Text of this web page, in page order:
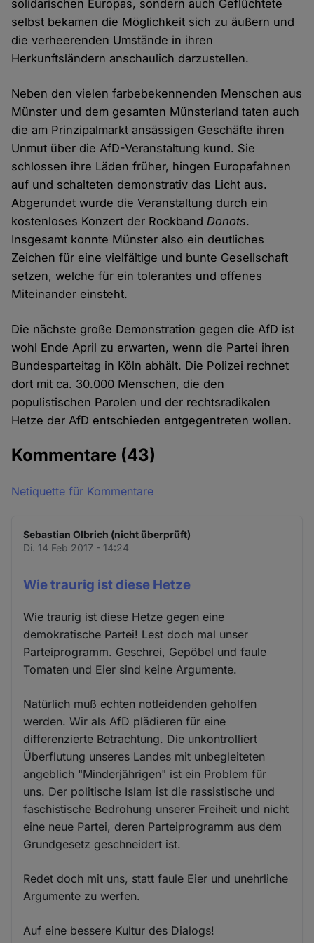
solidarischen Europas, sondern auch Geflüchtete
selbst bekamen die Möglichkeit sich zu äußern und
die verheerenden Umstände in ihren
Herkunftsländern anschaulich darzustellen.
Neben den vielen farbebekennenden Menschen aus
Münster und dem gesamten Münsterland taten auch
die am Prinzipalmarkt ansässigen Geschäfte ihren
Unmut über die AfD-Veranstaltung kund. Sie
schlossen ihre Läden früher, hingen Europafahnen
auf und schalteten demonstrativ das Licht aus.
Abgerundet wurde die Veranstaltung durch ein
kostenloses Konzert der Rockband Donots.
Insgesamt konnte Münster also ein deutliches
Zeichen für eine vielfältige und bunte Gesellschaft
setzen, welche für ein tolerantes und offenes
Miteinander einsteht.
Die nächste große Demonstration gegen die AfD ist
wohl Ende April zu erwarten, wenn die Partei ihren
Bundesparteitag in Köln abhält. Die Polizei rechnet
dort mit ca. 30.000 Menschen, die den
populistischen Parolen und der rechtsradikalen
Hetze der AfD entschieden entgegentreten wollen.
Kommentare (43)
Netiquette für Kommentare
Sebastian Olbrich (nicht überprüft)
Di. 14 Feb 2017 - 14:24
Wie traurig ist diese Hetze
Wie traurig ist diese Hetze gegen eine
demokratische Partei! Lest doch mal unser
Parteiprogramm. Geschrei, Gepöbel und faule
Tomaten und Eier sind keine Argumente.
Natürlich muß echten notleidenden geholfen
werden. Wir als AfD plädieren für eine
differenzierte Betrachtung. Die unkontrolliert
Überflutung unseres Landes mit unbegleiteten
angeblich "Minderjährigen" ist ein Problem für
uns. Der politische Islam ist die rassistische und
faschistische Bedrohung unserer Freiheit und nicht
eine neue Partei, deren Parteiprogramm aus dem
Grundgesetz geschneidert ist.
Redet doch mit uns, statt faule Eier und unehrliche
Argumente zu werfen.
Auf eine bessere Kultur des Dialogs!